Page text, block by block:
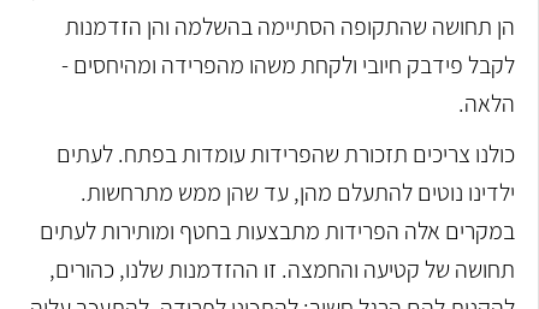
הן תחושה שהתקופה הסתיימה בהשלמה והן הזדמנות
לקבל פידבק חיובי ולקחת משהו מהפרידה ומהיחסים -
הלאה.
כולנו צריכים תזכורת שהפרידות עומדות בפתח. לעתים
ילדינו נוטים להתעלם מהן, עד שהן ממש מתרחשות.
במקרים אלה הפרידות מתבצעות בחטף ומותירות לעתים
תחושה של קטיעה והחמצה. זו ההזדמנות שלנו, כהורים,